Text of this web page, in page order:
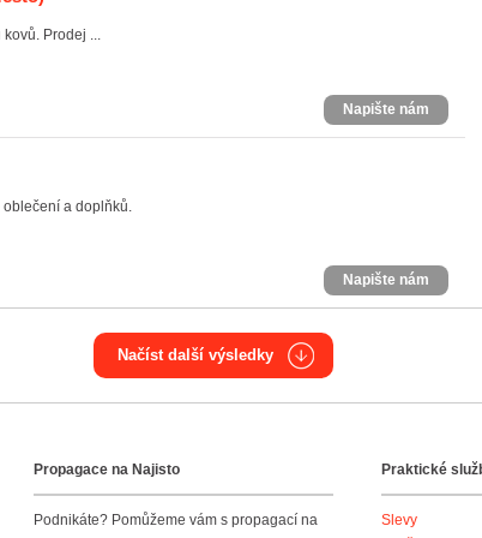
Prodej ...
Napište nám
a doplňků.
Napište nám
Načíst další výsledky
Najisto
Propagace na Najisto
Podnikáte? Pomůžeme vám s propagací na
Praktické
Slevy